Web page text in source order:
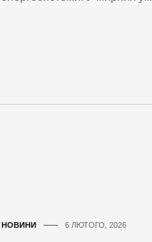
НОВИНИ 6 ЛЮТОГО, 2026